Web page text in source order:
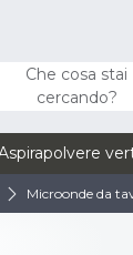
Che cosa stai
cercando?
Microonde da